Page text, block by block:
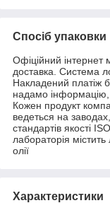
Спосіб упаковки
Офіційний інтернет
доставка. Система
Накладений платіж
надамо інформацію,
Кожен продукт
ведеться на
стандартів якості
лабораторія
олії
Характеристики